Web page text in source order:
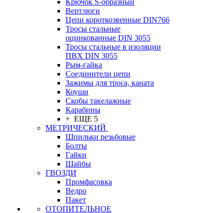
Крючок S-образный
Вертлюги
Цепи короткозвенные DIN766
Тросы стальные
оцинкованные DIN 3055
Тросы стальные в изоляции
ПВХ DIN 3055
Рым-гайка
Соединители цепи
Зажимы для троса, каната
Коуши
Скобы такелажные
Карабины
+ ЕЩЕ 5
МЕТРИЧЕСКИЙ
Шпильки резьбовые
Болты
Гайки
Шайбы
ГВОЗДИ
Промфасовка
Ведро
Пакет
ОТОПИТЕЛЬНОЕ